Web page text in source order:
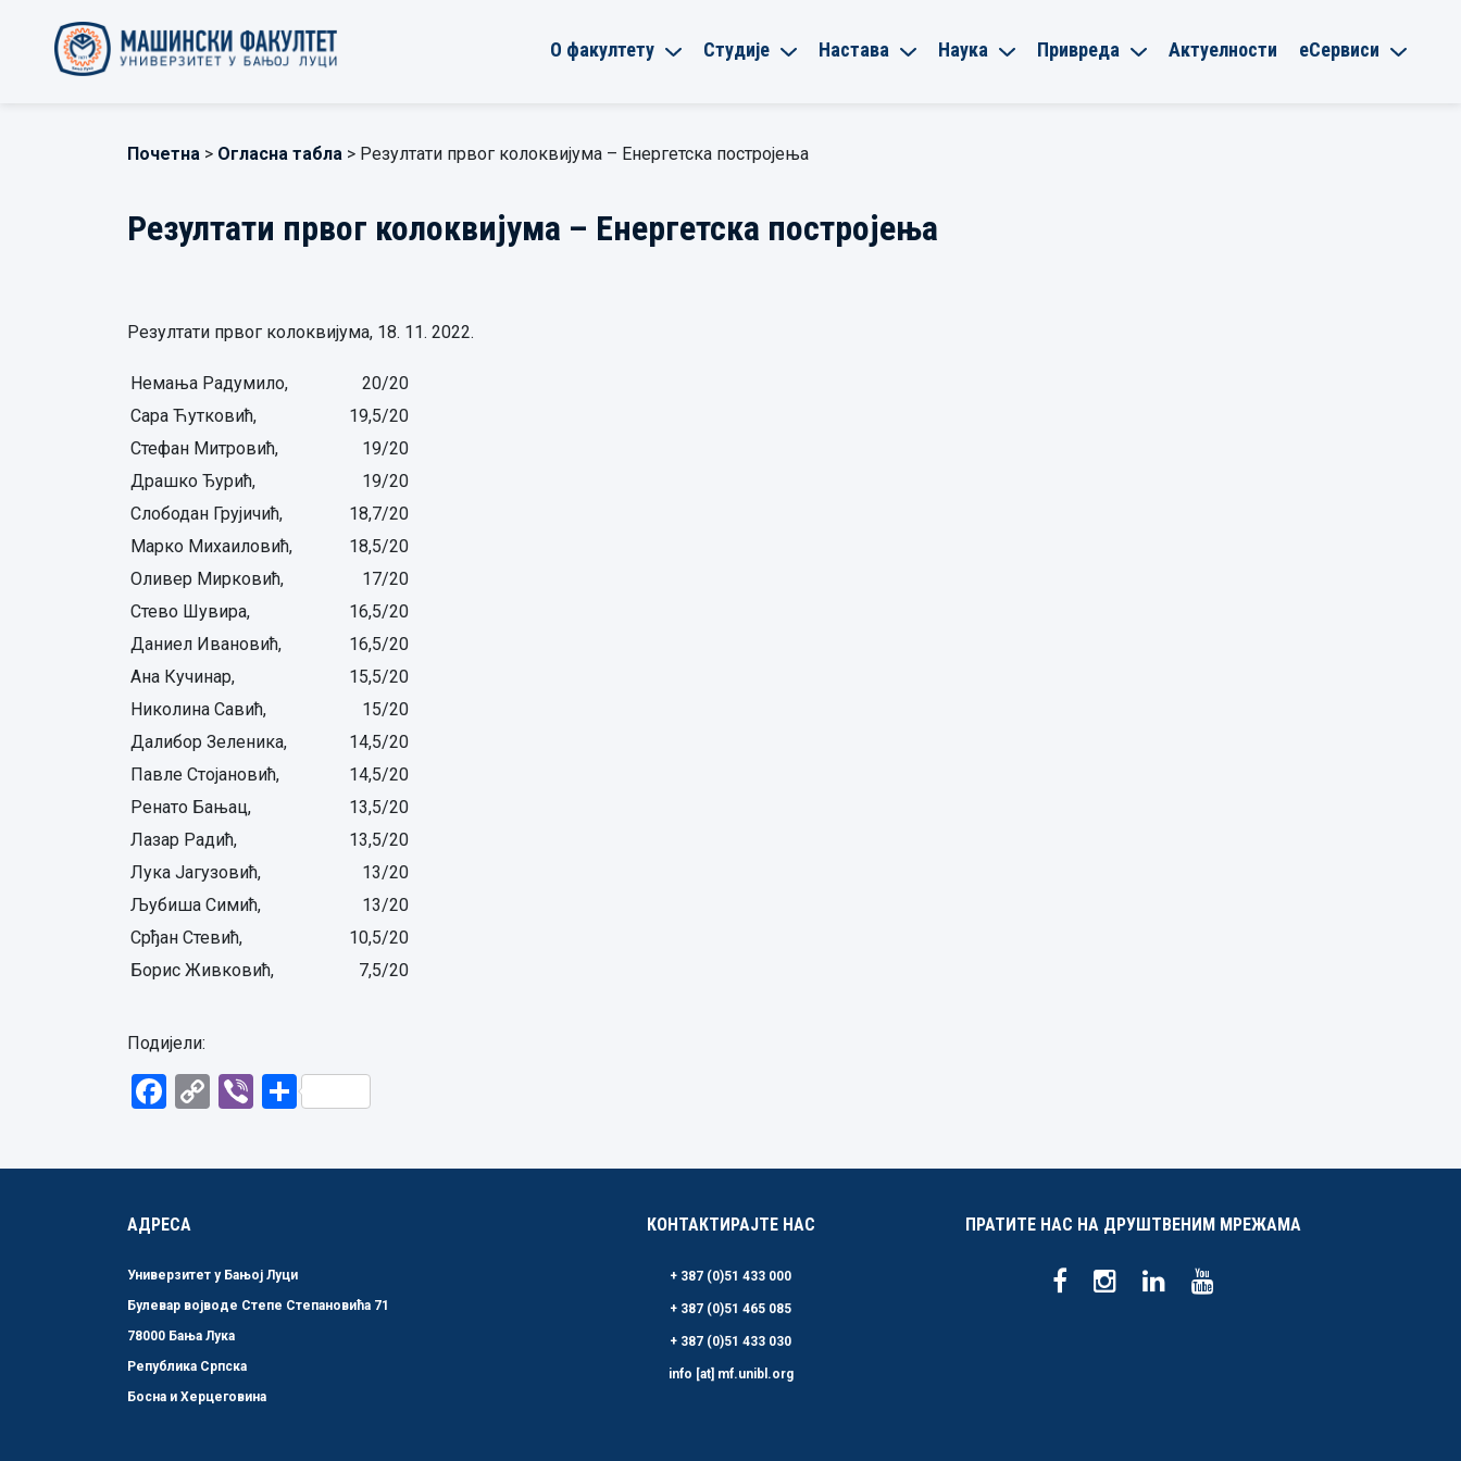
О факултету Студије Настава Наука Привреда Актуелности еСервиси
Почетна > Огласна табла > Резултати првог колоквијума – Енергетска постројења
Резултати првог колоквијума – Енергетска постројења
Резултати првог колоквијума, 18. 11. 2022.
Немања Радумило,
20/20
Сара Ћутковић,
19,5/20
Стефан Митровић,
19/20
Драшко Ђурић,
19/20
Слободан Грујичић,
18,7/20
Марко Михаиловић,
18,5/20
Оливер Мирковић,
17/20
Стево Шувира,
16,5/20
Даниел Ивановић,
16,5/20
Ана Кучинар,
15,5/20
Николина Савић,
15/20
Далибор Зеленика,
14,5/20
Павле Стојановић,
14,5/20
Ренато Бањац,
13,5/20
Лазар Радић,
13,5/20
Лука Јагузовић,
13/20
Љубиша Симић,
13/20
Срђан Стевић,
10,5/20
Борис Живковић,
7,5/20
Подијели:
Facebook
CopyViberShare
АДРЕСА
Универзитет у Бањој Луци
Булевар војводе Степе Степановића 71
78000 Бања Лука
Република Српска
Босна и Херцеговина
КОНТАКТИРАЈТЕ НАС
+ 387 (0)51 433 000
+ 387 (0)51 465 085
+ 387 (0)51 433 030
info [at] mf.unibl.org
ПРАТИТЕ НАС НА ДРУШТВЕНИМ МРЕЖАМА